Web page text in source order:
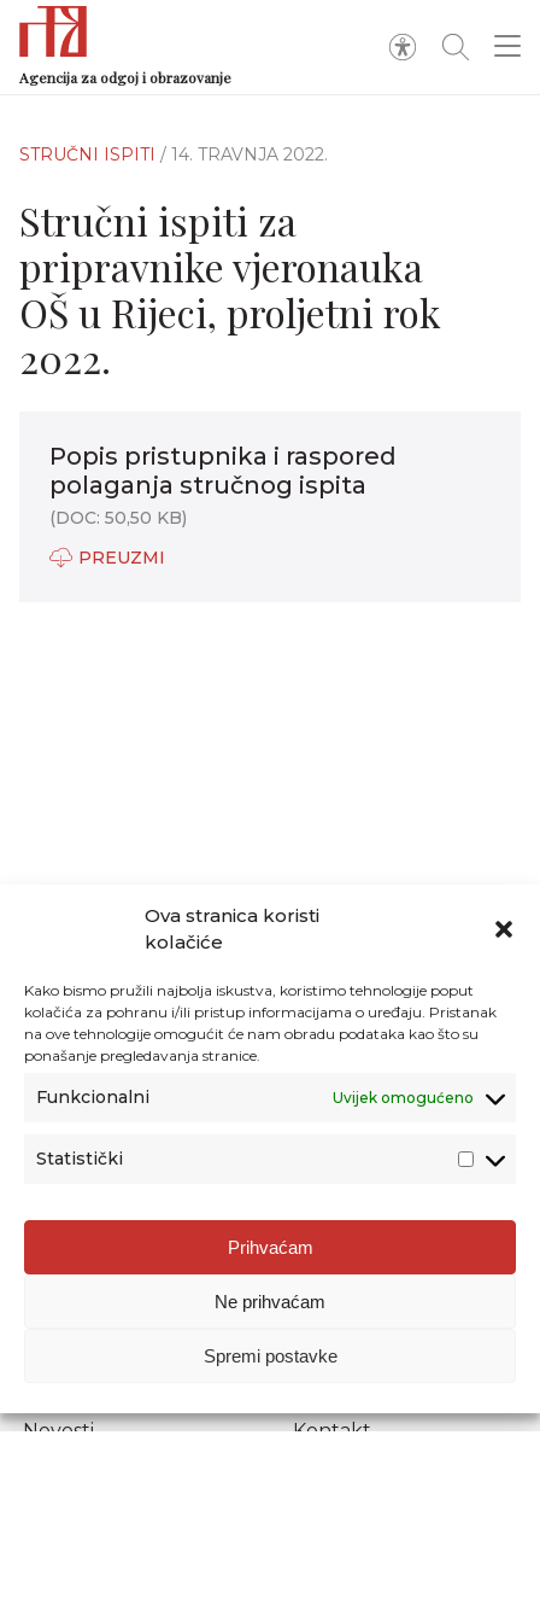
Ova stranica koristi
kolačiće
Kako bismo pružili najbolja iskustva, koristimo tehnologije poput
kolačića za pohranu i/ili pristup informacijama o uređaju. Pristanak
na ove tehnologije omogućit će nam obradu podataka kao što su
ponašanje pregledavanja stranice.
Funkcionalni Uvijek omogućeno
Statistički
Prihvaćam
Ne prihvaćam
Spremi postavke
Agencija za odgoj i obrazovanje
STRUČNI ISPITI / 14. TRAVNJA 2022.
Stručni ispiti za
pripravnike vjeronauka
OŠ u Rijeci, proljetni rok
2022.
Popis pristupnika i raspored
polaganja stručnog ispita
(DOC: 50,50 KB)
PREUZMI
Agencija za odgoj i obrazovanje
Donje Svetice 38, 10000 Zagreb
1778129
Prenošenje sadržaja dopušteno je uz navođenje izvora.
Novosti
Kontakt